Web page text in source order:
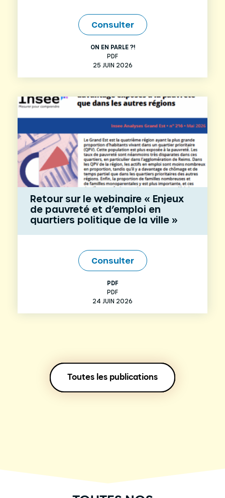
Consulter
ON EN PARLE ?!
PDF
25 JUIN 2026
Retour sur le webinaire « Enjeux
de pauvreté et d’emploi en
quartiers politique de la ville »
Consulter
PDF
PDF
24 JUIN 2026
Toutes les publications